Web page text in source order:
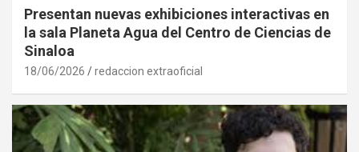
Presentan nuevas exhibiciones interactivas en
la sala Planeta Agua del Centro de Ciencias de
Sinaloa
18/06/2026 redaccion extraoficial